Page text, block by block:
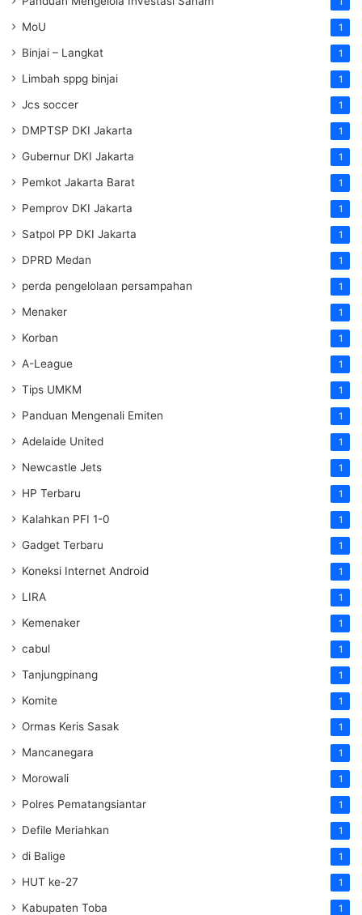
MoU 1
Binjai – Langkat 1
Limbah sppg binjai 1
Jcs soccer 1
DMPTSP DKI Jakarta 1
Gubernur DKI Jakarta 1
Pemkot Jakarta Barat 1
Pemprov DKI Jakarta 1
Satpol PP DKI Jakarta 1
DPRD Medan 1
perda pengelolaan persampahan 1
Menaker 1
Korban 1
A-League 1
Tips UMKM 1
Panduan Mengenali Emiten 1
Adelaide United 1
Newcastle Jets 1
HP Terbaru 1
Kalahkan PFI 1-0 1
Gadget Terbaru 1
Koneksi Internet Android 1
LIRA 1
Kemenaker 1
cabul 1
Tanjungpinang 1
Komite 1
Ormas Keris Sasak 1
Mancanegara 1
Morowali 1
Polres Pematangsiantar 1
Defile Meriahkan 1
di Balige 1
HUT ke-27 1
Kabupaten Toba 1